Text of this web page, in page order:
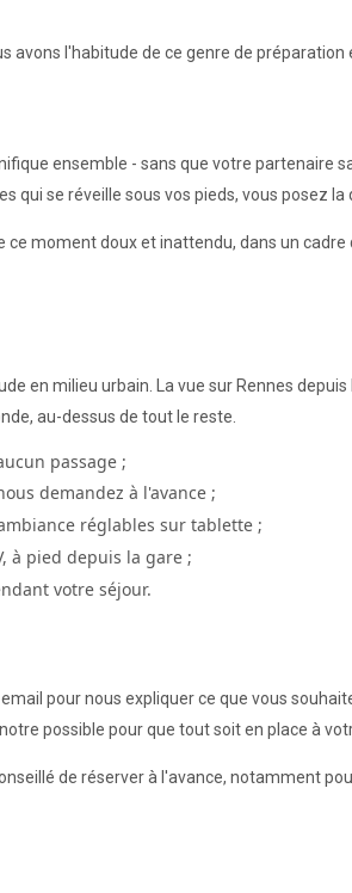
avons l'habitude de ce genre de préparation
ensemble - sans que votre partenaire
qui se réveille sous vos pieds, vous posez la
ce moment doux et inattendu, dans un
en milieu urbain. La vue sur Rennes
au-dessus de tout le reste.
passage ;
demandez à l'avance ;
réglables sur tablette ;
à pied depuis la gare ;
votre séjour.
pour nous expliquer ce que vous
possible pour que tout soit en place à
de réserver à l'avance, notamment